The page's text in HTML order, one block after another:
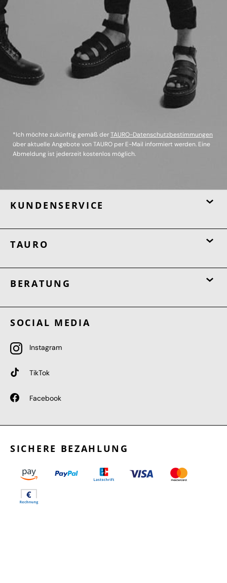
*Ich möchte zukünftig gemäß derTAURO-Datenschutzbestimmungen
über aktuelle Angebote von TAURO per E-Mail informiert werden. Eine
Abmeldung ist jederzeit kostenlos möglich.
KUNDENSERVICE
TAURO
BERATUNG
SOCIAL MEDIA
Instagram
TikTok
Facebook
SICHERE BEZAHLUNG